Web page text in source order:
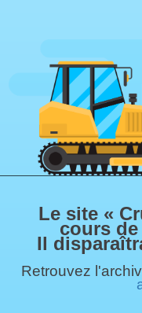
Le site «
cours de
Il
Retrouvez